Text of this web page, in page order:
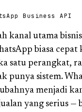
Business API
kanal utama
biasa cepat
satu perangkat,
punya sistem.
menjadi
yang serius —